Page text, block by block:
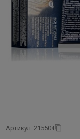
Артикул: 215504